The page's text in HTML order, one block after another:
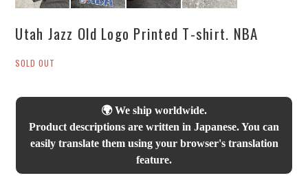
Utah Jazz Old Logo Printed T-shirt. NBA
SOLD OUT
🌍 We ship worldwide.
Product descriptions are written in Japanese. You can
easily translate them using your browser's translation
feature.